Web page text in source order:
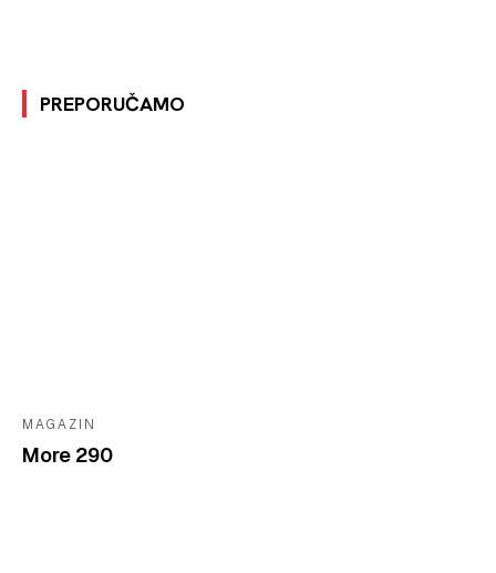
PREPORUČAMO
MAGAZIN
More 290